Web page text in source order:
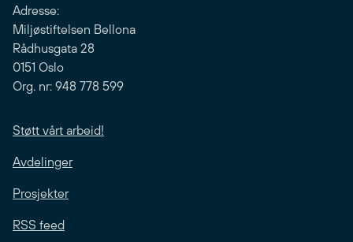
Adresse:
Miljøstiftelsen Bellona
Rådhusgata 28
0151 Oslo
Org. nr: 948 778 599
Støtt vårt arbeid!
Avdelinger
Prosjekter
RSS feed